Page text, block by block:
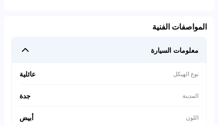
المواصفات الفنية
معلومات السيارة
نوع الهيكل عائلية
المدينة جدة
اللون أبيض